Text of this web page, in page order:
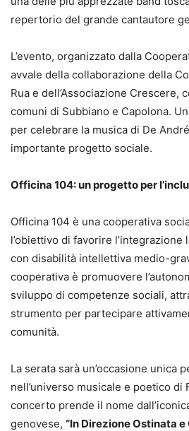
repertorio del grande cantautore
L’evento, organizzato dalla
avvale della collaborazione della
Rua e dell’Associazione Crescere,
comuni di Subbiano e Capolona.
per celebrare la musica di De
importante progetto sociale.
Officina 104: un progetto per
Officina 104 è una cooperativa
l’obiettivo di favorire l’integrazione
con disabilità intellettiva medio-
cooperativa è promuovere
sviluppo di competenze sociali,
strumento per partecipare
comunità.
La serata sarà un’occasione unica
nell’universo musicale e poetico di
concerto prende il nome
genovese, “In Direzione Ostinata e